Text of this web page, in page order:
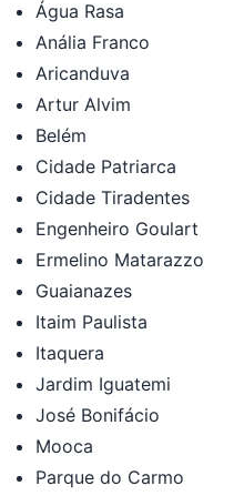
Água Rasa
Anália Franco
Aricanduva
Artur Alvim
Belém
Cidade Patriarca
Cidade Tiradentes
Engenheiro Goulart
Ermelino Matarazzo
Guaianazes
Itaim Paulista
Itaquera
Jardim Iguatemi
José Bonifácio
Mooca
Parque do Carmo